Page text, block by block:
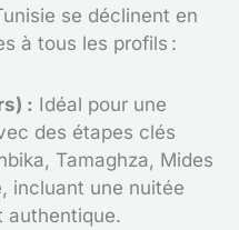
se déclinent en
à tous les profils :
: Idéal pour une
des étapes clés
Tamaghza, Mides
incluant une nuitée
authentique.